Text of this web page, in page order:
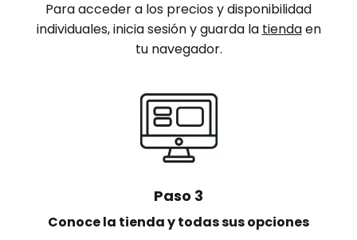
Para acceder a los precios y disponibilidad
individuales, inicia sesión y guarda la tiendaen
tu navegador.
Paso 3
Conoce la tienda y todas sus opciones